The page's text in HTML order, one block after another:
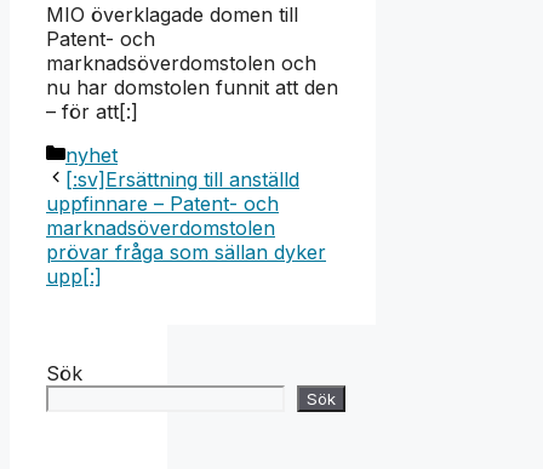
MIO överklagade domen till
Patent- och
marknadsöverdomstolen och
nu har domstolen funnit att den
– för att[:]
Kategorier
nyhet
[:sv]Ersättning till anställd
uppfinnare – Patent- och
marknadsöverdomstolen
prövar fråga som sällan dyker
upp[:]
Sök
Sök